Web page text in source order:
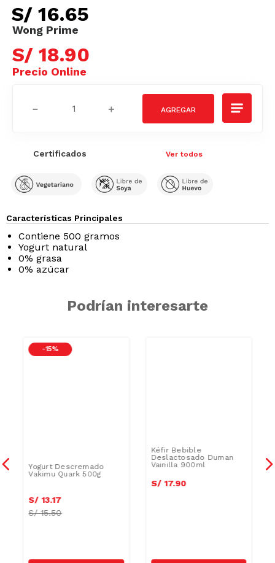
S/ 16.65
S/ 18.90
＋
－
Certificados Ver todos
Características Principales
Contiene 500 gramos
Yogurt natural
0% grasa
0% azúcar
Podrían interesarte
-15 %
Yogurt Descremado
Vakimu Quark 500g
S/ 13.17
S/15.50
Kéfir Bebible
Deslactosado Duman
Vainilla 900ml
S/ 17.90